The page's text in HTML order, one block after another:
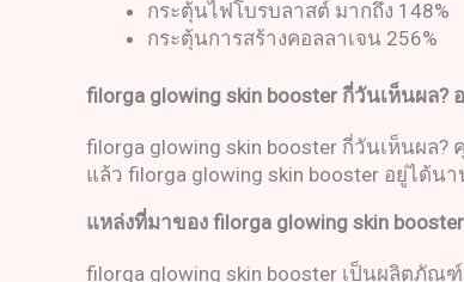
กระตุ้นไฟโบรบลาสต์ มากถึง 148%
กระตุ้นการสร้างคอลลาเจน 256%
filorga glowing skin booster กี่วันเห็นผล?
filorga glowing skin booster กี่วันเห็นผล
แล้ว filorga glowing skin booster อยู่ได้
แหล่งที่มาของ filorga glowing skin booster
filorga glowing skin booster เป็นผลิตภัณ